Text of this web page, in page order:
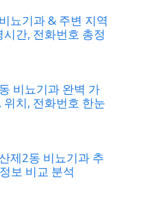
뇨기과 & 주변 지역
간, 전화번호 총정
비뇨기과 완벽 가
위치, 전화번호 한눈
제2동 비뇨기과 추
보 비교 분석